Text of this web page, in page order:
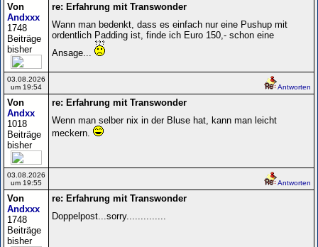
Von
Andxxx
1748
Beiträge
bisher
re: Erfahrung mit Transwonder
Wann man bedenkt, dass es einfach nur eine Pushup mit
ordentlich Padding ist, finde ich Euro 150,- schon eine
Ansage...
03.08.2026
um 19:54
Antworten
Von
Andxx
1018
Beiträge
bisher
re: Erfahrung mit Transwonder
Wenn man selber nix in der Bluse hat, kann man leicht
meckern.
03.08.2026
um 19:55
Antworten
Von
Andxxx
1748
Beiträge
bisher
re: Erfahrung mit Transwonder
Doppelpost...sorry..............